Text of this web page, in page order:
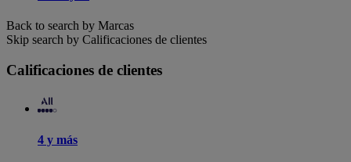
Back to search by Marcas
Skip search by Calificaciones de clientes
Calificaciones de clientes
4 y más